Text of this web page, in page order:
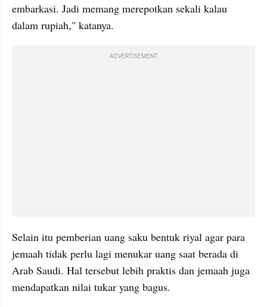
embarkasi. Jadi memang merepotkan sekali kalau
dalam rupiah," katanya.
ADVERTISEMENT
Selain itu pemberian uang saku bentuk riyal agar para
jemaah tidak perlu lagi menukar uang saat berada di
Arab Saudi. Hal tersebut lebih praktis dan jemaah juga
mendapatkan nilai tukar yang bagus.